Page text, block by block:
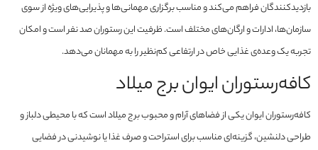
بازدیدکنندگان فراهم می‌کند و مناسب برگزاری مهمانی‌ها و پذیرایی‌های ویژه از سوی
سازمان‌ها، ادارات و ارگان‌های مختلف است. ظرفیت این رستوران صد نفر است و امکان
تجربه یک وعده‌ی غذایی خاص در ارتفاعی کم‌نظیر را به مهمانان می‌دهد.
کافه‌رستوران ایوان برج میلاد
کافه‌رستوران ایوان یکی از فضاهای آرام و محبوب برج میلاد است که با محیطی دلباز و
طراحی دلنشین، گزینه‌ای مناسب برای استراحت و صرف غذا یا نوشیدنی در فضایی